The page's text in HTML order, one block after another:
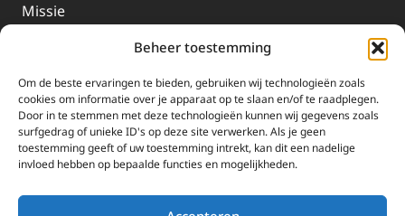
Beheer toestemming
Om de beste ervaringen te bieden, gebruiken wij technologieën zoals
cookies om informatie over je apparaat op te slaan en/of te raadplegen.
Door in te stemmen met deze technologieën kunnen wij gegevens zoals
surfgedrag of unieke ID's op deze site verwerken. Als je geen
toestemming geeft of uw toestemming intrekt, kan dit een nadelige
invloed hebben op bepaalde functies en mogelijkheden.
Missie
EWTN-Team
Organisatiegegevens
Doneren
EWTN wordt uitsluitend gefinancierd door uw donaties.